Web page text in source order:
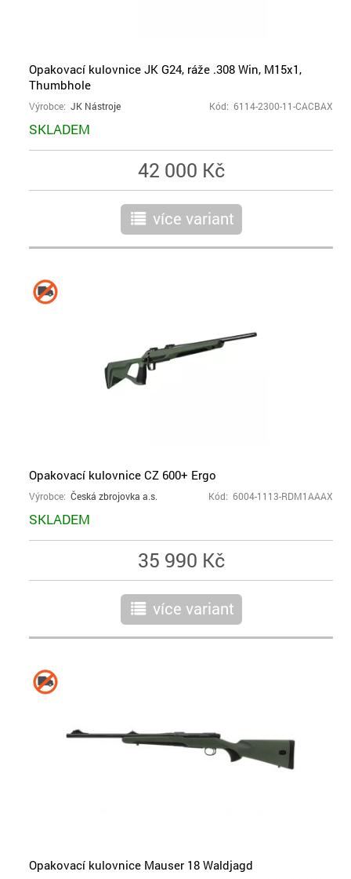
Opakovací kulovnice JK G24, ráže .308 Win, M15x1,
Thumbhole
Výrobce: JK Nástroje Kód: 6114-2300-11-CACBAX
SKLADEM
42 000 Kč
r více variant
Opakovací kulovnice CZ 600+ Ergo
Výrobce: Česká zbrojovka a.s. Kód: 6004-1113-RDM1AAAX
SKLADEM
35 990 Kč
r více variant
Opakovací kulovnice Mauser 18 Waldjagd